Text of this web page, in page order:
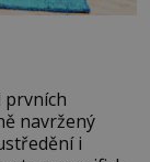
prvních
navržený
i